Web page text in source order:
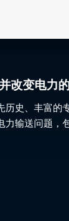
改变电力
史、丰富的
力输送问题，